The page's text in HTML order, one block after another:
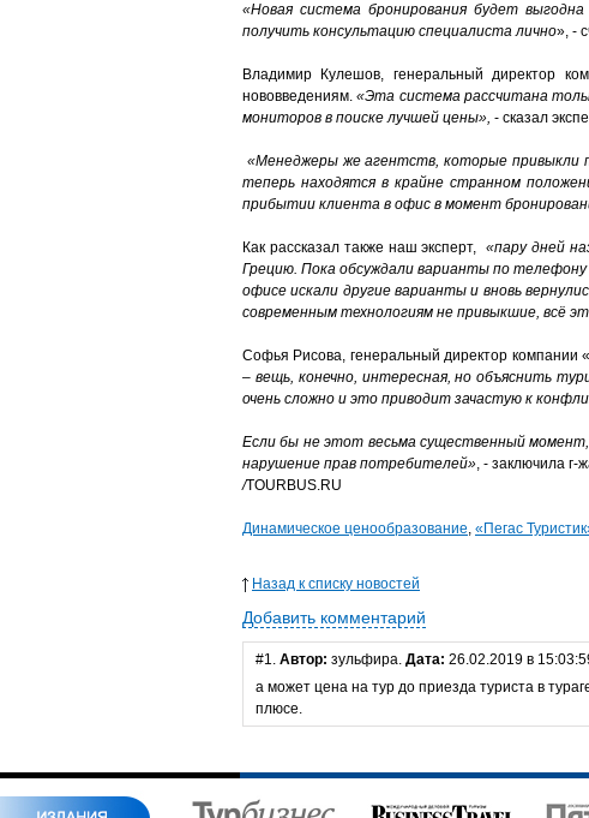
«Новая система бронирования будет
получить консультацию специалиста лично», -
Владимир Кулешов, генеральный директор
нововведениям.«Эта система рассчитана
мониторов в поиске лучшей цены», - сказал
«Менеджеры же агентств, которые привыкли
теперь находятся в крайне странном
прибытии клиента в офис в момент
Как рассказал также наш эксперт,«пару дней
Грецию. Пока обсуждали варианты по
офисе искали другие варианты и вновь
современным технологиям не привыкшие, всё
Софья Рисова, генеральный директор компании
– вещь, конечно, интересная, но объяснить
очень сложно и это приводит зачастую к
Если бы не этот весьма существенный
нарушение прав потребителей», - заключила г-
/TOURBUS.RU
Динамическое ценообразование, «Пегас
Назад к списку новостей
Добавить комментарий
#1. Автор: зульфира. Дата: 26.02.2019 в
а может цена на тур до приезда туриста в
плюсе.